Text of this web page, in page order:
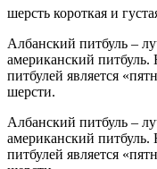
шерсть короткая и
Албанский питбуль –
американский питбуль.
питбулей является
шерсти.
Албанский питбуль –
американский питбуль.
питбулей является